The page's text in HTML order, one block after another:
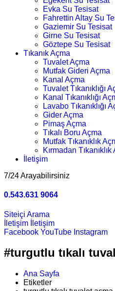
Evka Su Tesisat
Fahrettin Altay Su
Gaziemir Su Tesisat
Girne Su Tesisat
Göztepe Su Tesisat
Tıkanık Açma
Tuvalet Açma
Mutfak Gideri Açma
Kanal Açma
Tuvalet Tıkanıklığı
Kanal Tıkanıklığı
Lavabo Tıkanıklığı
Gider Açma
Pimaş Açma
Tıkalı Boru Açma
Mutfak Tıkanıklık
Kırmadan Tıkanıklık
İletişim
7/24 Arayabilirsiniz
0.543.631 9064
Siteiçi Arama
İletişim
İletişim
Facebook YouTube Instagram
#turgutlu tıkalı
Ana Sayfa
Etiketler